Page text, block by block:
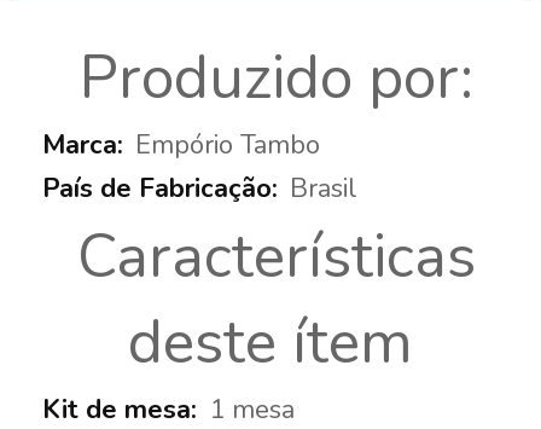
Informations
Produzido por:
Empório Tambo
Brasil
Características
deste ítem
1 mesa